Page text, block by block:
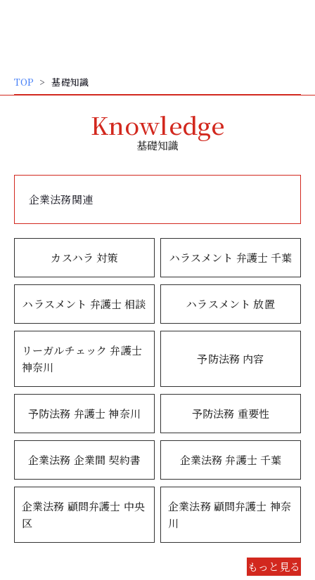
キッTOP 基礎知識
Knowledge
基礎知識
企業法務関連
カスハラ 対策 ハラスメント 弁護士 千葉
ハラスメント 弁護士 相談 ハラスメント 放置
リーガルチェック 弁護士
神奈川
予防法務 内容
予防法務 弁護士 神奈川 予防法務 重要性
企業法務 企業間 契約書 企業法務 弁護士 千葉
企業法務 顧問弁護士 中央
区
企業法務 顧問弁護士 神奈
川
もっと見る